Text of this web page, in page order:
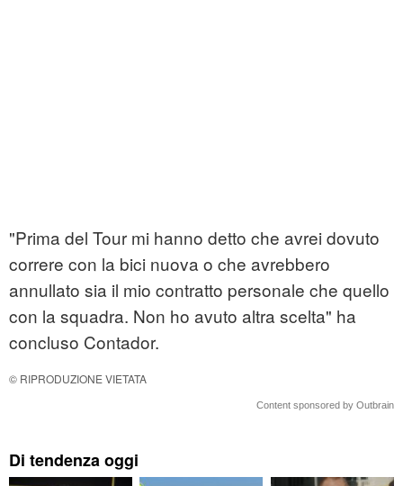
"Prima del Tour mi hanno detto che avrei dovuto
correre con la bici nuova o che avrebbero
annullato sia il mio contratto personale che quello
con la squadra. Non ho avuto altra scelta" ha
concluso Contador.
© RIPRODUZIONE VIETATA
Content sponsored by Outbrain
Di tendenza oggi